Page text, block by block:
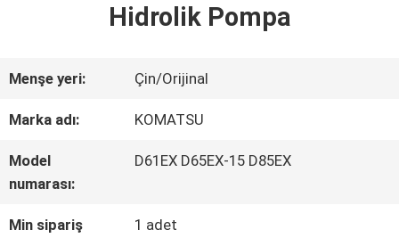
VIDEOLAR
HAKKIMIZDA
FABRIKA
Hidrolik Pompa
Menşe yeri: Çin/Orijinal
Marka adı: KOMATSU
Model
numarası:
D61EX D65EX-15 D85EX
Min sipariş
1 adet